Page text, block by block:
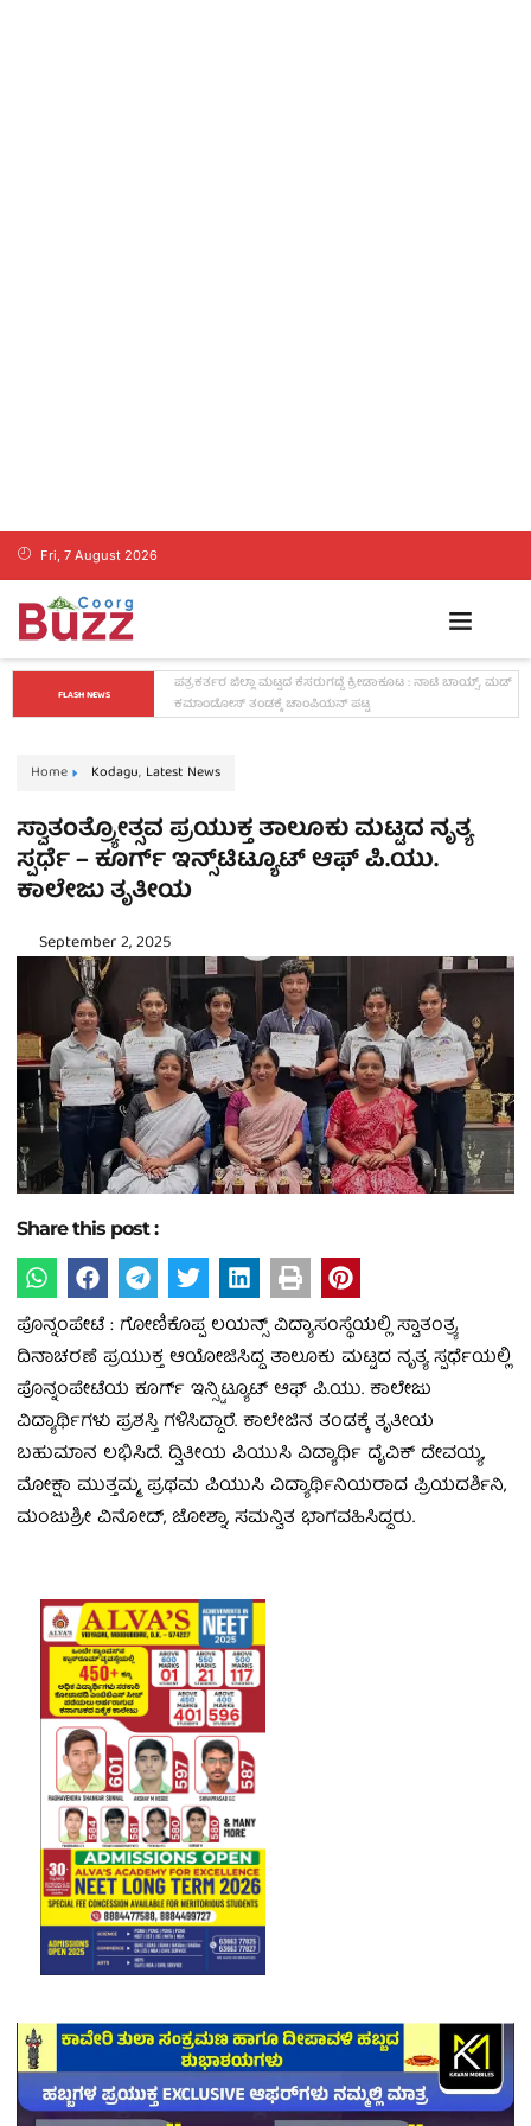
Fri, 7 August 2026
FLASH NEWS
ಸರ್ಕಾರಿ ಶಾಲಾ ಮಕ್ಕಳಿಗೆ ನೋಟ್ ಬುಕ್ ವಿತರಿಸಿದ ‘ಲಿಟಲ್ ಸ್ಕಾಲರ್ಸ್
ಅಕಾಡೆಮಿ’
Home Kodagu, Latest News
ಸ್ವಾತಂತ್ರ್ಯೋತ್ಸವ ಪ್ರಯುಕ್ತ ತಾಲೂಕು ಮಟ್ಟದ ನೃತ್ಯ
ಸ್ಪರ್ಧೆ – ಕೂರ್ಗ್‌ ಇನ್ಸ್‌ಟಿಟ್ಯೂಟ್‌ ಆಫ್‌ ಪಿ.ಯು.
ಕಾಲೇಜು ತೃತೀಯ
September 2, 2025
Share this post :
ಪೊನ್ನಂಪೇಟೆ : ಗೋಣಿಕೊಪ್ಪ ಲಯನ್ಸ್ ವಿದ್ಯಾಸಂಸ್ಥೆಯಲ್ಲಿ ಸ್ವಾತಂತ್ರ್ಯ
ದಿನಾಚರಣೆ ಪ್ರಯುಕ್ತ ಆಯೋಜಿಸಿದ್ದ ತಾಲೂಕು ಮಟ್ಟದ ನೃತ್ಯ ಸ್ಪರ್ಧೆಯಲ್ಲಿ
ಪೊನ್ನಂಪೇಟೆಯ ಕೂರ್ಗ್ ಇನ್ಸ್ಟಿಟ್ಯೂಟ್ ಆಫ್ ಪಿ.ಯು. ಕಾಲೇಜು
ವಿದ್ಯಾರ್ಥಿಗಳು ಪ್ರಶಸ್ತಿ ಗಳಿಸಿದ್ದಾರೆ. ಕಾಲೇಜಿನ ತಂಡಕ್ಕೆ ತೃತೀಯ
ಬಹುಮಾನ ಲಭಿಸಿದೆ. ದ್ವಿತೀಯ ಪಿಯುಸಿ ವಿದ್ಯಾರ್ಥಿ ದೈವಿಕ್ ದೇವಯ್ಯ,
ಮೋಕ್ಷಾ ಮುತ್ತಮ್ಮ, ಪ್ರಥಮ ಪಿಯುಸಿ ವಿದ್ಯಾರ್ಥಿನಿಯರಾದ ಪ್ರಿಯದರ್ಶಿನಿ,
ಮಂಜುಶ್ರೀ ವಿನೋದ್, ಜೋಶ್ನಾ, ಸಮನ್ವಿತ ಭಾಗವಹಿಸಿದ್ದರು.